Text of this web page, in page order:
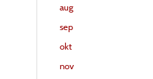
aug
sep
okt
nov